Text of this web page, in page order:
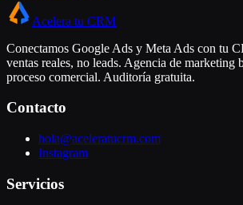
Acelera tu CRM
Conectamos Google Ads y Meta Ads con tu
ventas reales, no leads. Agencia de marketing
proceso comercial. Auditoría gratuita.
Contacto
hola@aceleratucrm.com
Instagram
Servicios